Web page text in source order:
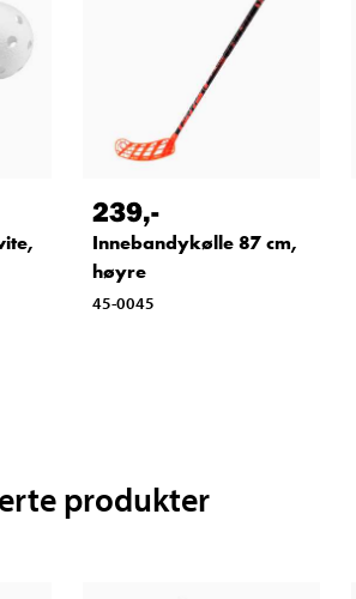
239,-
Innebandykølle 87 cm,
høyre
45-0045
produkter